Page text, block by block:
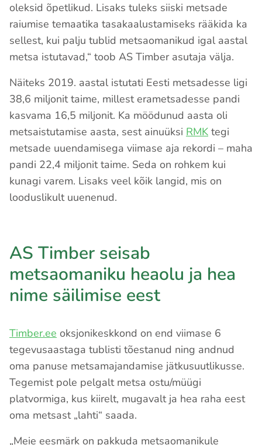
oleksid õpetlikud. Lisaks tuleks siiski metsade
raiumise temaatika tasakaalustamiseks rääkida ka
sellest, kui palju tublid metsaomanikud igal aastal
metsa istutavad,“ toob AS Timber asutaja välja.
Näiteks 2019. aastal istutati Eesti metsadesse ligi
38,6 miljonit taime, millest erametsadesse pandi
kasvama 16,5 miljonit. Ka möödunud aasta oli
metsaistutamise aasta, sest ainuüksi RMK tegi
metsade uuendamisega viimase aja rekordi – maha
pandi 22,4 miljonit taime. Seda on rohkem kui
kunagi varem. Lisaks veel kõik langid, mis on
looduslikult uuenenud.
AS Timber seisab
metsaomaniku heaolu ja hea
nime säilimise eest
Timber.ee oksjonikeskkond on end viimase 6
tegevusaastaga tublisti tõestanud ning andnud
oma panuse metsamajandamise jätkusuutlikusse.
Tegemist pole pelgalt metsa ostu/müügi
platvormiga, kus kiirelt, mugavalt ja hea raha eest
oma metsast „lahti“ saada.
„Meie eesmärk on pakkuda metsaomanikule